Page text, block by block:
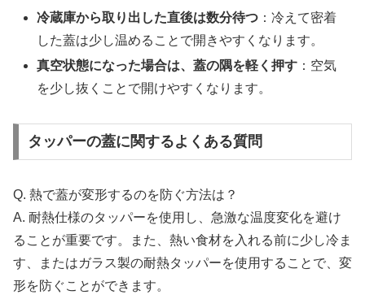
冷蔵庫から取り出した直後は数分待つ ：冷えて密着
した蓋は少し温めることで開きやすくなります。
真空状態になった場合は、蓋の隅を軽く押す ：空気
を少し抜くことで開けやすくなります。
タッパーの蓋に関するよくある質問
Q. 熱で蓋が変形するのを防ぐ方法は？
A. 耐熱仕様のタッパーを使用し、急激な温度変化を避け
ることが重要です。また、熱い食材を入れる前に少し冷ま
す、またはガラス製の耐熱タッパーを使用することで、変
形を防ぐことができます。